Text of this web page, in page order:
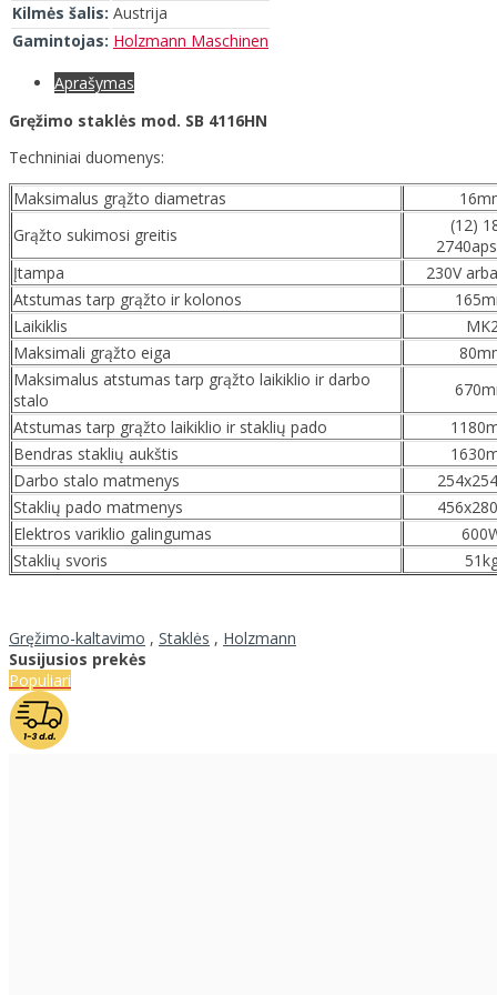
Kilmės šalis: Austrija
Gamintojas: Holzmann Maschinen
Aprašymas
Gręžimo staklės mod. SB 4116HN
Techniniai duomenys:
Maksimalus grąžto diametras
Grąžto sukimosi greitis
(12)
Įtampa
230V
Atstumas tarp grąžto ir kolonos
Laikiklis
Maksimali grąžto eiga
Maksimalus atstumas tarp grąžto laikiklio ir darbo
stalo
Atstumas tarp grąžto laikiklio ir staklių pado
Bendras staklių aukštis
Darbo stalo matmenys
Staklių pado matmenys
Elektros variklio galingumas
Staklių svoris
Gręžimo-kaltavimo , Staklės , Holzmann
Susijusios prekės
Populiari